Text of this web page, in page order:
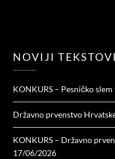
NOVIJI TEKSTOVI
KONKURS – Pesničko
Državno prvenstvo
KONKURS – Državno
17/06/2026